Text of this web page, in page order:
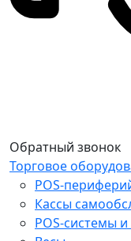
Обратный звонок
Торговое
POS-
Кассы
POS-системы